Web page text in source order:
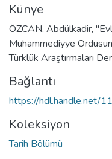
Künye
ÖZCAN, Abdülkadir,
Muhammediyye
Türklük Araştırmaları
Bağlantı
https://hdl.handle.net/
Koleksiyon
Tarih Bölümü